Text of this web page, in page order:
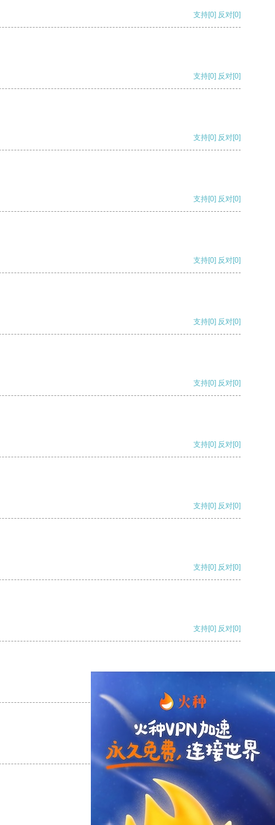
支持[0] 反对[0]
支持[0] 反对[0]
支持[0] 反对[0]
支持[0] 反对[0]
支持[0] 反对[0]
支持[0] 反对[0]
支持[0] 反对[0]
支持[0] 反对[0]
支持[0] 反对[0]
支持[0] 反对[0]
支持[0] 反对[0]
支持 [0] 反对[0]
支持[0] 反对